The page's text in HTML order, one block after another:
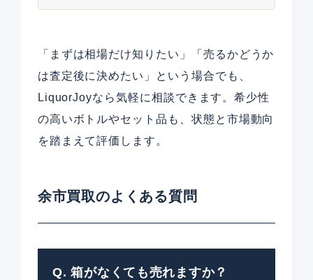
「まずは相場だけ知りたい」「売るかどうか
は査定後に決めたい」という場合でも、
LiquorJoyなら気軽に相談できます。希少性
の高いボトルやセット品も、状態と市場動向
を踏まえて評価します。
余市買取のよくある質問
Q. 箱がなくても売れますか？